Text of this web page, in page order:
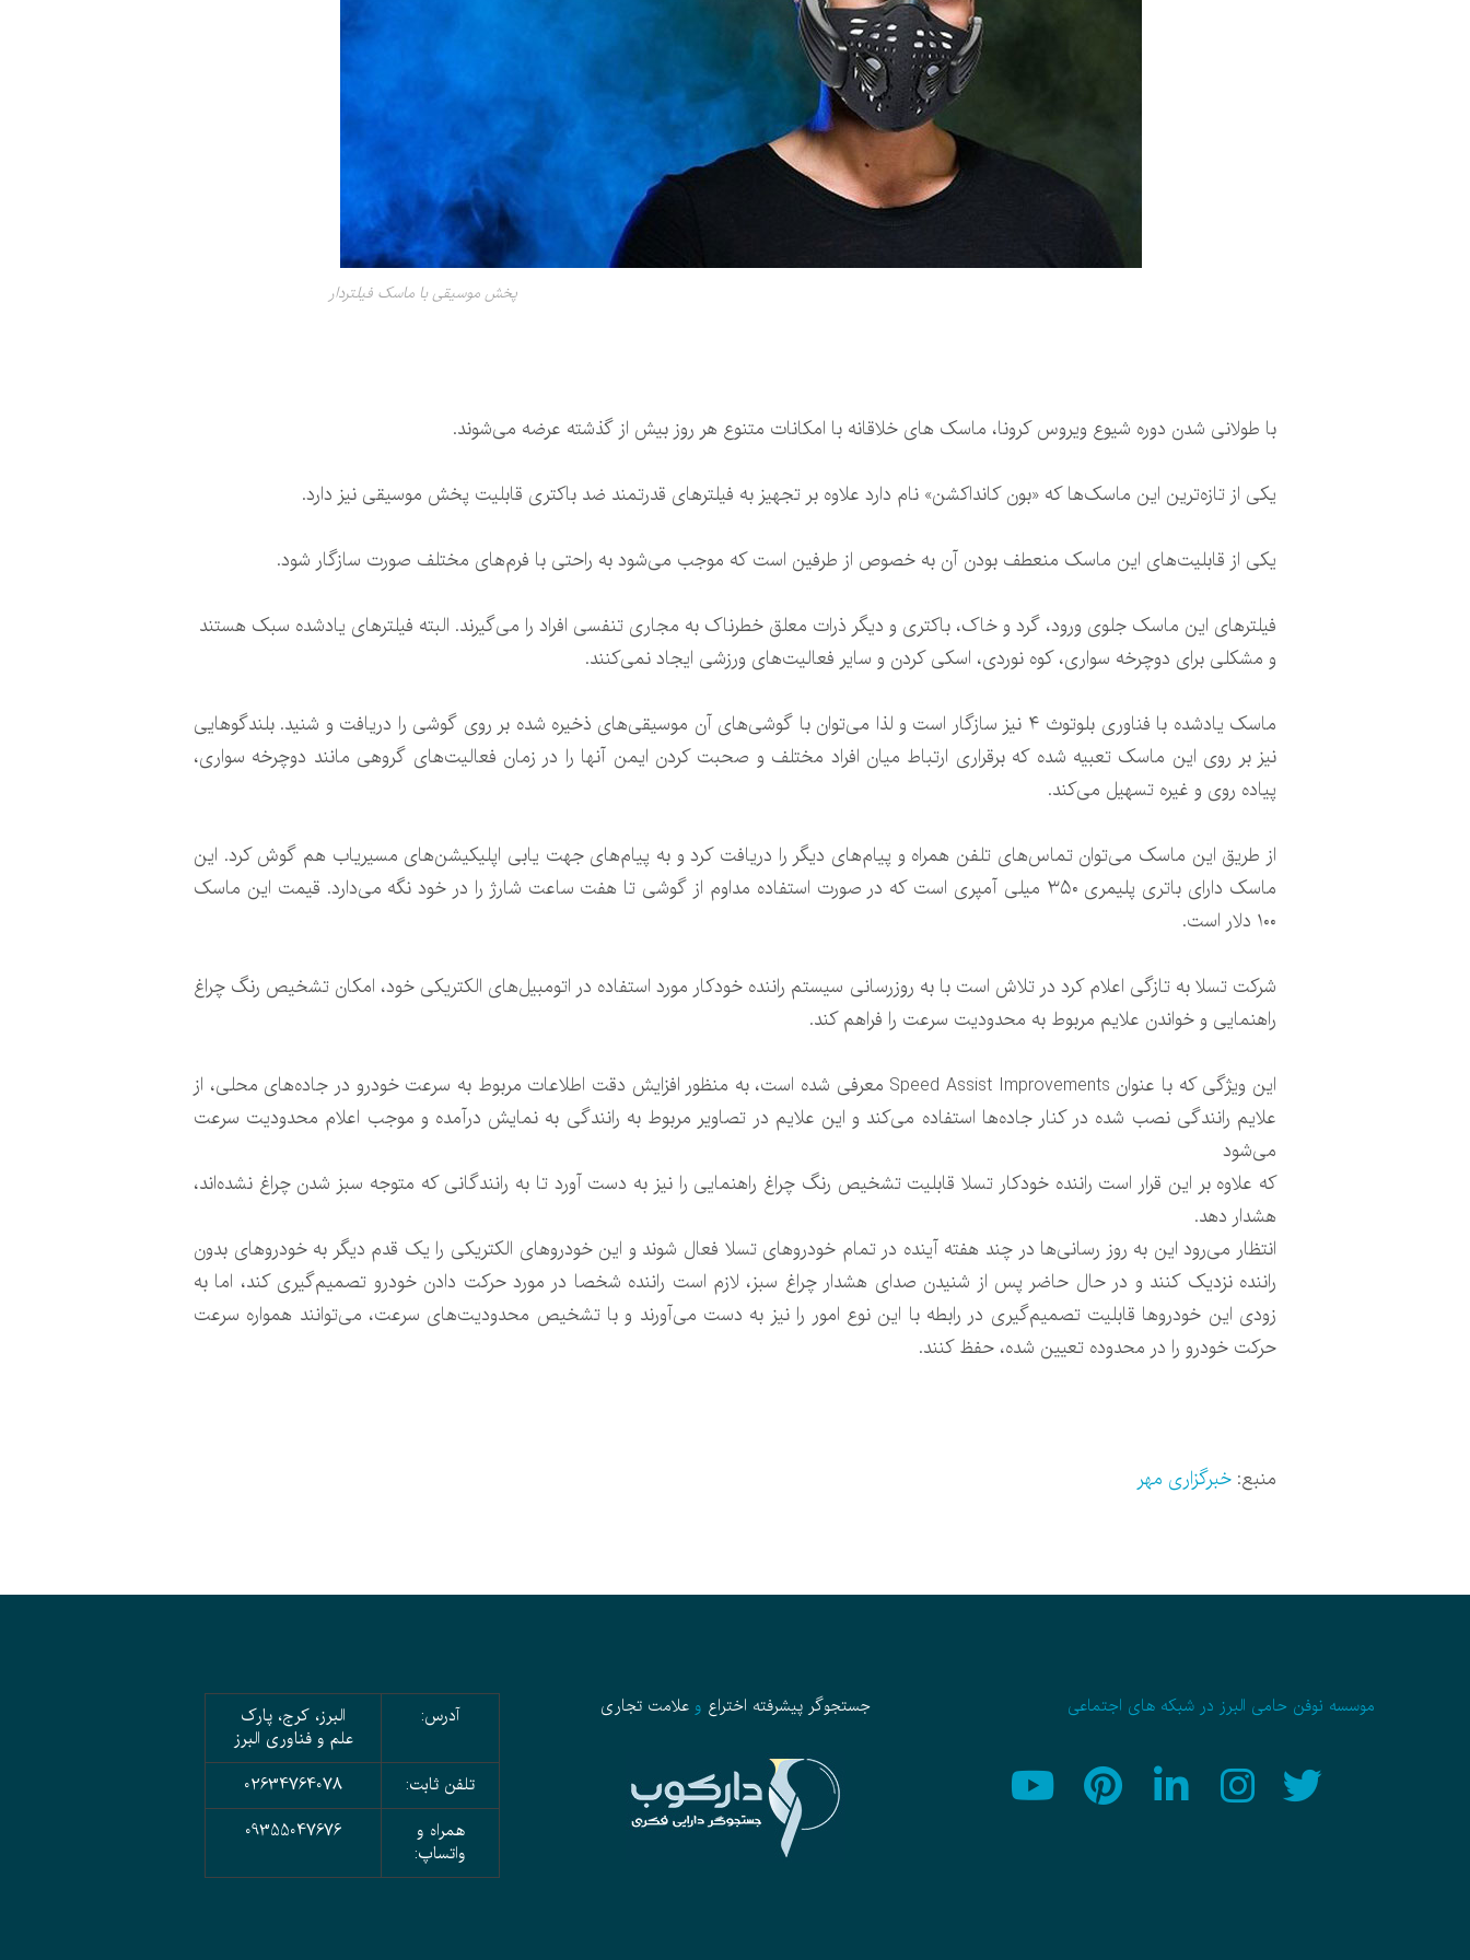
پخش موسیقی با ماسک فیلتردار
با طولانی شدن دوره شیوع ویروس کرونا، ماسک های خلاقانه با امکانات متنوع هر روز بیش از گذشته عرضه می‌شوند.
یکی از تازه‌ترین این ماسک‌ها که «بون کانداکشن» نام دارد علاوه بر تجهیز به فیلترهای قدرتمند ضد باکتری قابلیت پخش موسیقی نیز دارد.
یکی از قابلیت‌های این ماسک منعطف بودن آن به خصوص از طرفین است که موجب می‌شود به راحتی با فرم‌های مختلف صورت سازگار شود.
فیلترهای این ماسک جلوی ورود، گرد و خاک، باکتری و دیگر ذرات معلق خطرناک به مجاری تنفسی افراد را می‌گیرند. البته فیلترهای یادشده سبک هستند
و مشکلی برای دوچرخه سواری، کوه نوردی، اسکی کردن و سایر فعالیت‌های ورزشی ایجاد نمی‌کنند.
ماسک یادشده با فناوری بلوتوث ۴ نیز سازگار است و لذا می‌توان با گوشی‌های آن موسیقی‌های ذخیره شده بر روی گوشی را دریافت و شنید. بلندگوهایی
نیز بر روی این ماسک تعبیه شده که برقراری ارتباط میان افراد مختلف و صحبت کردن ایمن آنها را در زمان فعالیت‌های گروهی مانند دوچرخه سواری،
پیاده روی و غیره تسهیل می‌کند.
از طریق این ماسک می‌توان تماس‌های تلفن همراه و پیام‌های دیگر را دریافت کرد و به پیام‌های جهت یابی اپلیکیشن‌های مسیریاب هم گوش کرد. این
ماسک دارای باتری پلیمری ۳۵۰ میلی آمپری است که در صورت استفاده مداوم از گوشی تا هفت ساعت شارژ را در خود نگه می‌دارد. قیمت این ماسک
۱۰۰ دلار است.
شرکت تسلا به تازگی اعلام کرد در تلاش است با به روزرسانی سیستم راننده خودکار مورد استفاده در اتومبیل‌های الکتریکی خود، امکان تشخیص رنگ چراغ
راهنمایی و خواندن علایم مربوط به محدودیت سرعت را فراهم کند.
این ویژگی که با عنوان Speed Assist Improvements معرفی شده است، به منظور افزایش دقت اطلاعات مربوط به سرعت خودرو در جاده‌های محلی، از
علایم رانندگی نصب شده در کنار جاده‌ها استفاده می‌کند و این علایم در تصاویر مربوط به رانندگی به نمایش درآمده و موجب اعلام محدودیت سرعت
می‌شود
که علاوه بر این قرار است راننده خودکار تسلا قابلیت تشخیص رنگ چراغ راهنمایی را نیز به دست آورد تا به رانندگانی که متوجه سبز شدن چراغ نشده‌اند،
هشدار دهد.
انتظار می‌رود این به روز رسانی‌ها در چند هفته آینده در تمام خودروهای تسلا فعال شوند و این خودروهای الکتریکی را یک قدم دیگر به خودروهای بدون
راننده نزدیک کنند و در حال حاضر پس از شنیدن صدای هشدار چراغ سبز، لازم است راننده شخصا در مورد حرکت دادن خودرو تصمیم‌گیری کند، اما به
زودی این خودروها قابلیت تصمیم‌گیری در رابطه با این نوع امور را نیز به دست می‌آورند و با تشخیص محدودیت‌های سرعت، می‌توانند همواره سرعت
حرکت خودرو را در محدوده تعیین شده، حفظ کنند.
منبع: خبرگزاری مهر
موسسه نوفن حامی البرز در شبکه های اجتماعی جستجوگر پیشرفته اختراع وعلامت تجاری آدرس:
البرز، کرج، پارک
علم و فناوری البرز
تلفن ثابت:
02634764078
همراه و
واتساپ:
09355047676